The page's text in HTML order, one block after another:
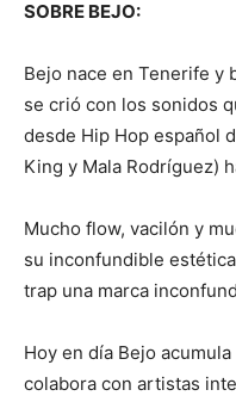
SOBRE BEJO:
Bejo nace en Tenerife y
se crió con los sonidos
desde Hip Hop español
King y Mala Rodríguez)
Mucho flow, vacilón y
su inconfundible
trap una marca
Hoy en día Bejo
colabora con artistas